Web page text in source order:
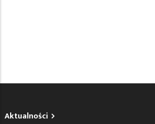
Aktualności